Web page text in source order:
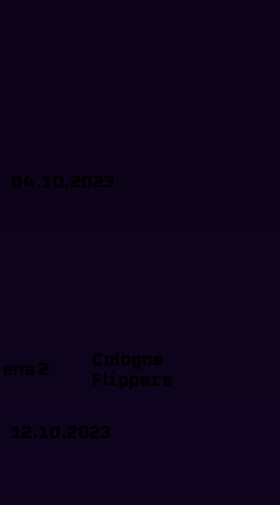
04.10.2023
2
Cologne
Flippers
12.10.2023